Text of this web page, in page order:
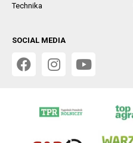
Technika
SOCIAL MEDIA